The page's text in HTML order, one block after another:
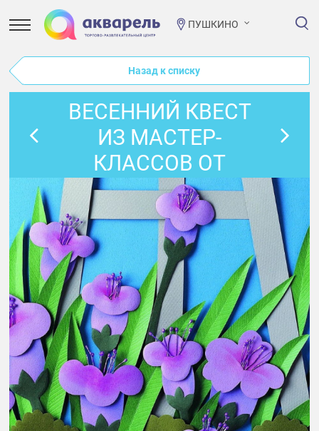
ПУШКИНО
Назад к списку
ВЕСЕННИЙ КВЕСТ
ИЗ МАСТЕР-
КЛАССОВ ОТ
МЕГАНЯНИ